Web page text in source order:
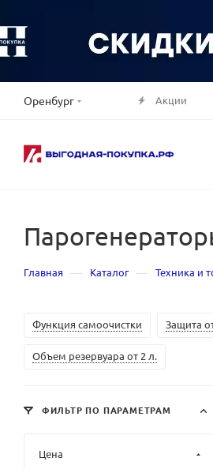
Оренбург Акции
Главная — Каталог — Техника и
Функция самоочистки Защита
Объем резервуара от 2 л.
ФИЛЬТР ПО ПАРАМЕТРАМ
Цена